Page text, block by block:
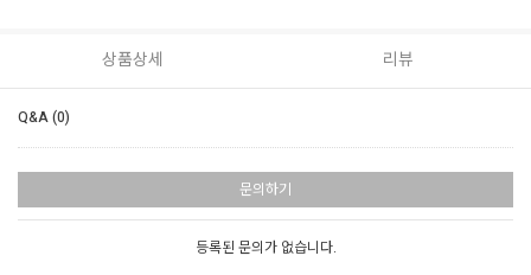
상품상세 리뷰
Q&A (0)
문의하기
등록된 문의가 없습니다.